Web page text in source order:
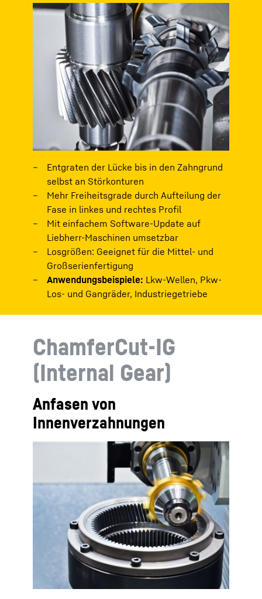
Entgraten der Lücke bis in den Zahngrund
selbst an Störkonturen
Mehr Freiheitsgrade durch Aufteilung der
Fase in linkes und rechtes Profil
Mit einfachem Software-Update auf
Liebherr-Maschinen umsetzbar
Losgrößen: Geeignet für die Mittel- und
Großserienfertigung
Anwendungsbeispiele: Lkw-Wellen, Pkw-
Los- und Gangräder, Industriegetriebe
ChamferCut-IG
(Internal Gear)
Anfasen von
Innenverzahnungen